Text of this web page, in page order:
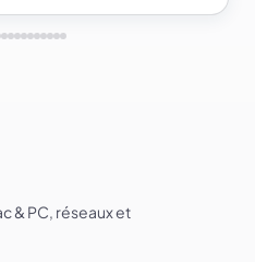
& PC, réseaux et